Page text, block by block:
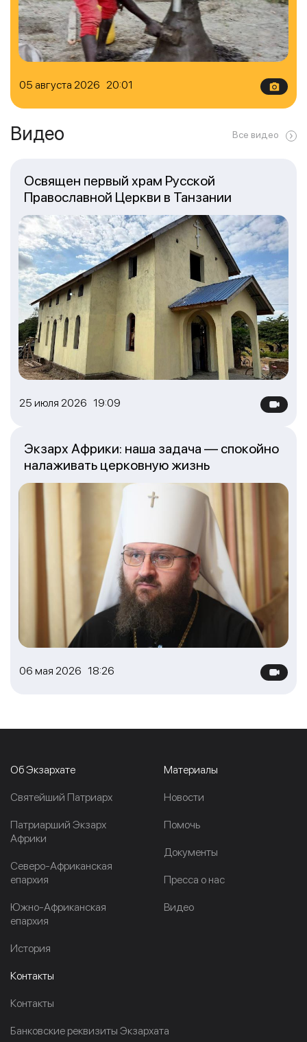
05 августа 2026 20:01
Видео Все видео
25 июля 2026 19:09
Освящен первый храм Русской
Православной Церкви в Танзании
06 мая 2026 18:26
Экзарх Африки: наша задача — спокойно
налаживать церковную жизнь
Об Экзархате
Cвятейший Патриарх
Патриарший Экзарх
Африки
Северо-Африканская
епархия
Южно-Африканская
епархия
История
Материалы
Новости
Помочь
Документы
Пресса о нас
Видео
Контакты
Контакты
Банковские реквизиты Экзархата